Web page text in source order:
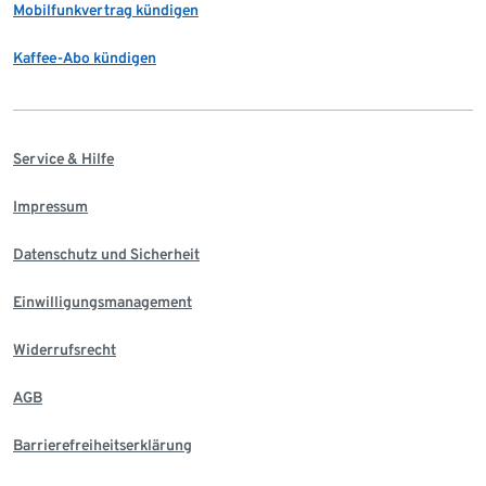
Mobilfunkvertrag kündigen
Kaffee-Abo kündigen
Service & Hilfe
Impressum
Datenschutz und Sicherheit
Einwilligungsmanagement
Widerrufsrecht
AGB
Barrierefreiheitserklärung